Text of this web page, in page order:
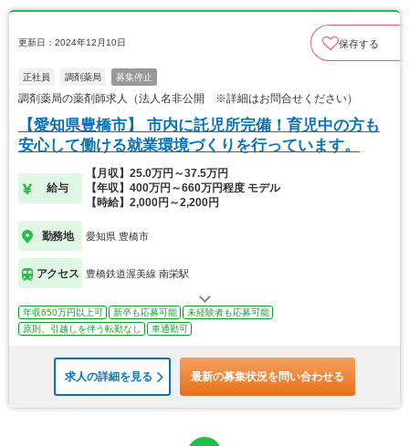
更新日：2024年12月10日 保存する
正社員 調剤薬局 募集停止
調剤薬局の薬剤師求人（法人名非公開 ※詳細はお問合せください）
【愛知県豊橋市】 市内に託児所完備！育児中の方も
安心して働ける就業環境づくりを行っています。
給与
【月収】25.0万円～37.5万円
【年収】400万円～660万円程度 モデル
【時給】2,000円～2,200円
勤務地 愛知県 豊橋市
アクセス 豊橋鉄道渥美線 南栄駅
年収650万円以上可 新卒も応募可能
未経験者も応募可能
原則、引越しを伴う転勤なし
車通勤可
求人の詳細を見る 最新の募集状況を問い合わせる